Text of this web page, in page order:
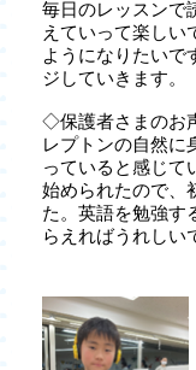
毎日のレッスンで
えていって楽しい
ようになりたいで
ジしていきます。
◇保護者さまのお
レプトンの自然に
っていると感じて
始められたので、
た。英語を勉強す
らえればうれしい